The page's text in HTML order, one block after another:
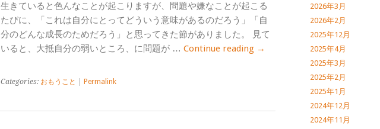
生きていると色んなことが起こりますが、問題や嫌なことが起こる
たびに、「これは自分にとってどういう意味があるのだろう」「自
分のどんな成長のためだろう」と思ってきた節がありました。 見て
いると、大抵自分の弱いところ、に問題が … Continue reading →
Categories: おもうこと Permalink
2026年3月
2026年2月
2025年12月
2025年4月
2025年3月
2025年2月
2025年1月
2024年12月
2024年11月